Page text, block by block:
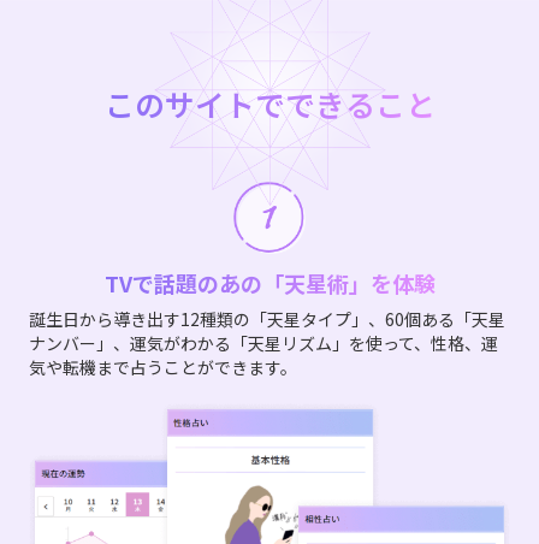
このサイトでできること
TVで話題のあの「天星術」を体験
誕生日から導き出す12種類の「天星タイプ」、60個ある「天星
ナンバー」、運気がわかる「天星リズム」を使って、性格、運
気や転機まで占うことができます。